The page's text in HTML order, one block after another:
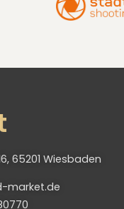
65201 Wiesbaden
market.de